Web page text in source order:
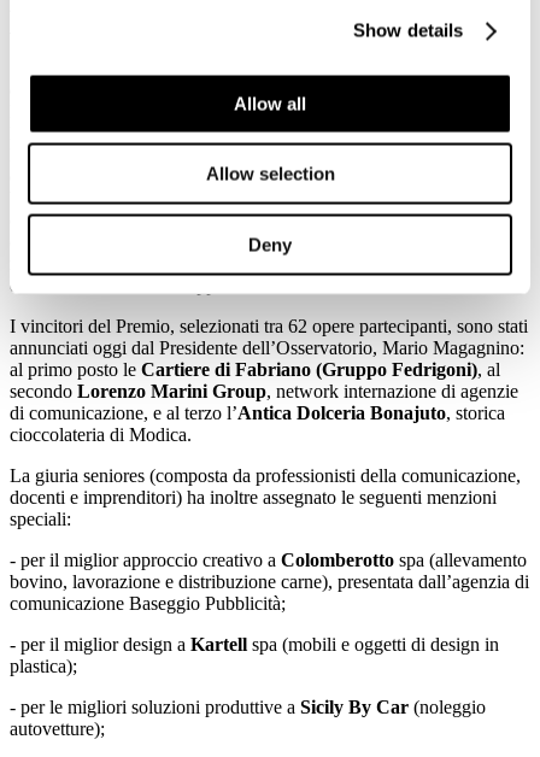
Show details
Allow all
Allow selection
Deny
Edison
Fedrigoni nel 2002, si sono aggiudicate il Premio alla miglior
Monografia d’impresa 2014, organizzato dall’Osservatorio
degli Studi di Verona dello IUSVE-Istituto Universitario Salesiano
Venezia, della Camera di Commercio di Verona e con la
collaborazione delle maggiori associazioni italiane della
comunicazione (Assocom, Assorel, Ferpi, TP, Unicom). Il premio ha
del Ministero dello Sviluppo Economico.
I vincitori del Premio, selezionati tra 62 opere partecipanti, sono stati
annunciati oggi dal Presidente dell’Osservatorio, Mario Magagnino:
al primo posto le Cartiere di Fabriano (Gruppo Fedrigoni), al
secondo Lorenzo Marini Group, network internazione di agenzie
di comunicazione, e al terzo l’Antica Dolceria Bonajuto, storica
cioccolateria di Modica.
La giuria seniores (composta da professionisti della comunicazione,
docenti e imprenditori) ha inoltre assegnato le seguenti menzioni
speciali:
- per il miglior approccio creativo a Colomberotto spa (allevamento
bovino, lavorazione e distribuzione carne), presentata dall’agenzia di
comunicazione Baseggio Pubblicità;
- per il miglior design a Kartell spa (mobili e oggetti di design in
plastica);
- per le migliori soluzioni produttive a Sicily By Car (noleggio
autovetture);